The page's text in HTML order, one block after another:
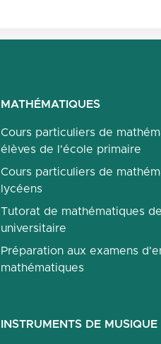
MATHÉMATIQUES
Cours particuliers de
élèves de l'école primaire
Cours particuliers de
lycéens
Tutorat de mathématiques
universitaire
Préparation aux examens
mathématiques
INSTRUMENTS DE MUSIQUE